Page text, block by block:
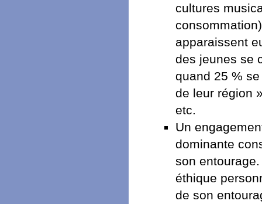
cultures
apparaissent
des jeunes se
quand 25 %
de leur région
etc.
Un
dominante
son
éthique
de son